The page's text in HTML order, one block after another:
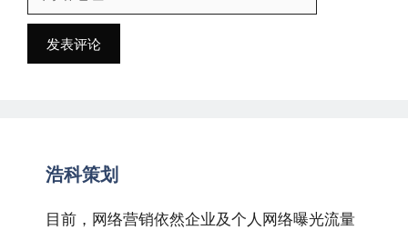
箱
站
浩科策划
目前，网络营销依然企业及个人网络曝光流量